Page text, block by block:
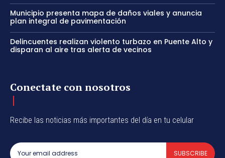
Municipio presenta mapa de daños viales y anuncia
plan integral de pavimentación
Delincuentes realizan violento turbazo en Puente Alto y
disparan al aire tras alerta de vecinos
Conectate con nosotros
Recibe las noticias más importantes del día en tu celular
SUBSCRIBE